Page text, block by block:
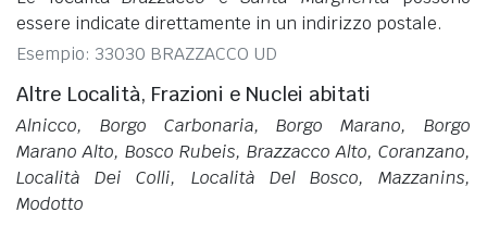
essere indicate direttamente in un indirizzo postale.
Esempio: 33030 BRAZZACCO UD
Altre Località, Frazioni e Nuclei abitati
Alnicco, Borgo Carbonaria, Borgo Marano, Borgo
Marano Alto, Bosco Rubeis, Brazzacco Alto, Coranzano,
Località Dei Colli, Località Del Bosco, Mazzanins,
Modotto